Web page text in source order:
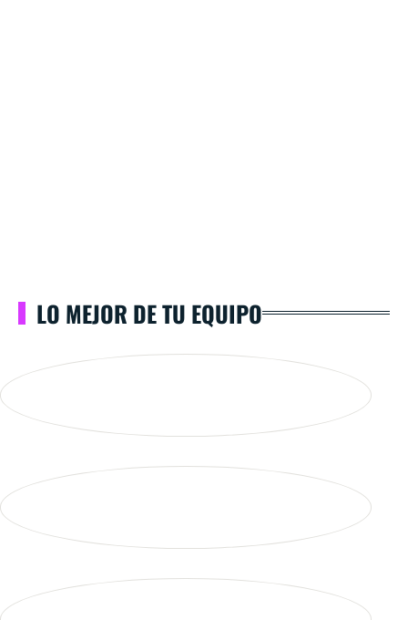
LO MEJOR DE TU EQUIPO